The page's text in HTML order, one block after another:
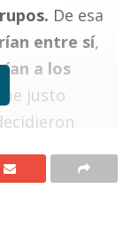
De esa
entre sí,
a los
justo